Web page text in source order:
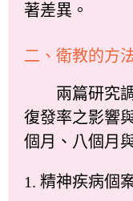
著差異。
二、衛教的方
兩篇研究調
復發率之影響
個月、八個月
1. 精神疾病個